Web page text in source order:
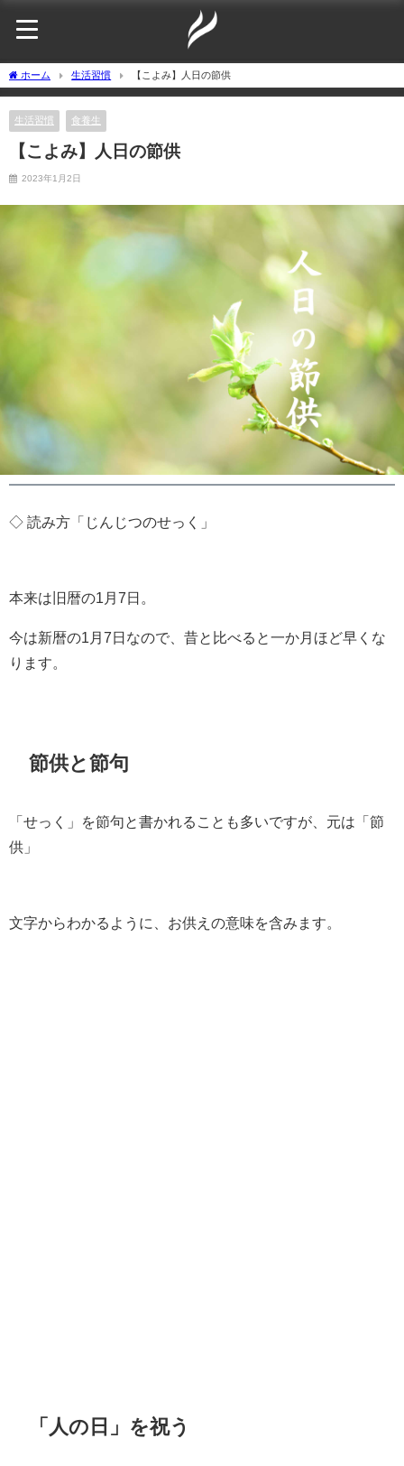
ホーム 生活習慣 【こよみ】人日の節供
生活習慣 食養生
【こよみ】人日の節供
2023年1月2日
◇ 読み方「じんじつのせっく」
本来は旧暦の1月7日。
今は新暦の1月7日なので、昔と比べると一か月ほど早くな
ります。
節供と節句
「せっく」を節句と書かれることも多いですが、元は「節
供」
文字からわかるように、お供えの意味を含みます。
「人の日」を祝う